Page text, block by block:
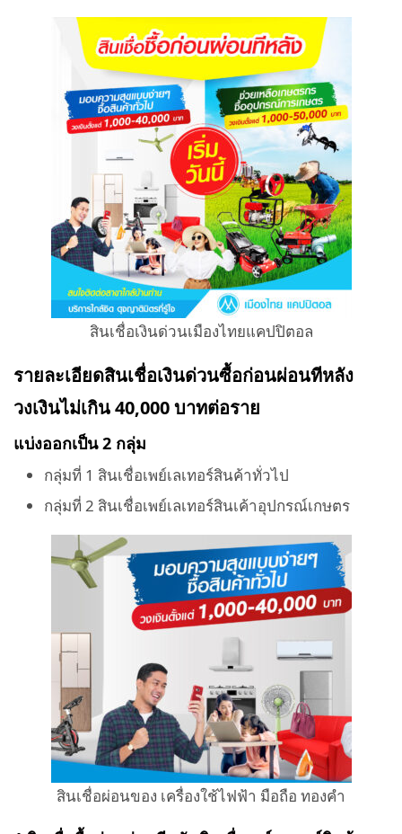
สินเชื่อเงินด่วนเมืองไทยแคปปิตอล
รายละเอียดสินเชื่อเงินด่วนซื้อก่อนผ่อนทีหลัง
วงเงินไม่เกิน 40,000 บาทต่อราย
แบ่งออกเป็น 2 กลุ่ม
กลุ่มที่ 1 สินเชื่อเพย์เลเทอร์สินค้าทั่วไป
กลุ่มที่ 2 สินเชื่อเพย์เลเทอร์สินเค้าอุปกรณ์เกษตร
สินเชื่อผ่อนของ เครื่องใช้ไฟฟ้า มือถือ ทองคำ